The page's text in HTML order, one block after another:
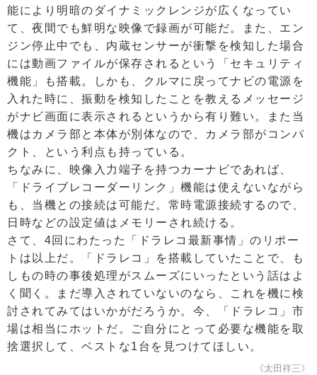
能により明暗のダイナミックレンジが広くなってい
て、夜間でも鮮明な映像で録画が可能だ。また、エン
ジン停止中でも、内蔵センサーが衝撃を検知した場合
には動画ファイルが保存されるという「セキュリティ
機能」も搭載。しかも、クルマに戻ってナビの電源を
入れた時に、振動を検知したことを教えるメッセージ
がナビ画面に表示されるというから有り難い。また当
機はカメラ部と本体が別体なので、カメラ部がコンパ
クト、という利点も持っている。
ちなみに、映像入力端子を持つカーナビであれば、
「ドライブレコーダーリンク」機能は使えないながら
も、当機との接続は可能だ。常時電源接続するので、
日時などの設定値はメモリーされ続ける。
さて、4回にわたった「ドラレコ最新事情」のリポー
トは以上だ。「ドラレコ」を搭載していたことで、も
しもの時の事後処理がスムーズにいったという話はよ
く聞く。まだ導入されていないのなら、これを機に検
討されてみてはいかがだろうか。今、「ドラレコ」市
場は相当にホットだ。ご自分にとって必要な機能を取
捨選択して、ベストな1台を見つけてほしい。
《太田祥三》